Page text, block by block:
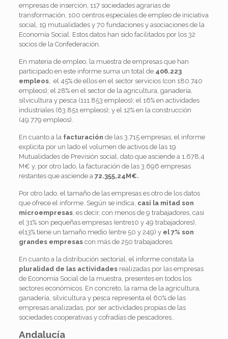
empresas de inserción, 117 sociedades agrarias de
transformación, 100 centros especiales de empleo de iniciativa
social, 19 mutualidades y 70 fundaciones y asociaciones de la
Economía Social. Estos datos han sido facilitados por los 32
socios de la Confederación.
En materia de empleo, la muestra de empresas que han
participado en este informe suma un total de 406.223
empleos, el 45% de ellos en el sector servicios (con 180.740
empleos); el 28% en el sector de la agricultura, ganadería,
silvicultura y pesca (111.853 empleos); el 16% en actividades
industriales (63.851 empleos); y el 12% en la construcción
(49.779 empleos).
En cuanto a la facturación de las 3.715 empresas, el informe
explicita por un lado el volumen de activos de las 19
Mutualidades de Previsión social, dato que asciende a 1.678,4
M€ y, por otro lado, la facturación de las 3.696 empresas
restantes que asciende a 72.355,24M€.
Por otro lado, el tamaño de las empresas es otro de los datos
que ofrece el informe. Según se indica, casi la mitad son
microempresas, es decir, con menos de 9 trabajadores, casi
el 31% son pequeñas empresas (entre10 y 49 trabajadores),
el13% tiene un tamaño medio (entre 50 y 249) y el 7% son
grandes empresascon más de 250 trabajadores.
En cuanto a la distribución sectorial, el informe constata la
pluralidad de las actividadesrealizadas por las empresas
de Economía Social de la muestra, presentes en todos los
sectores económicos. En concreto, la rama de la agricultura,
ganadería, silvicultura y pesca representa el 60% de las
empresas analizadas, por ser actividades propias de las
sociedades cooperativas y cofradías de pescadores..
Andalucía